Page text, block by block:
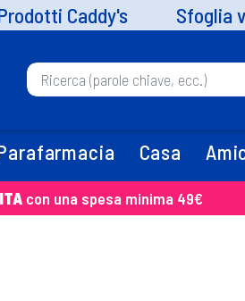
Caddy's Sfoglia
Casa
con una spesa minima 49€